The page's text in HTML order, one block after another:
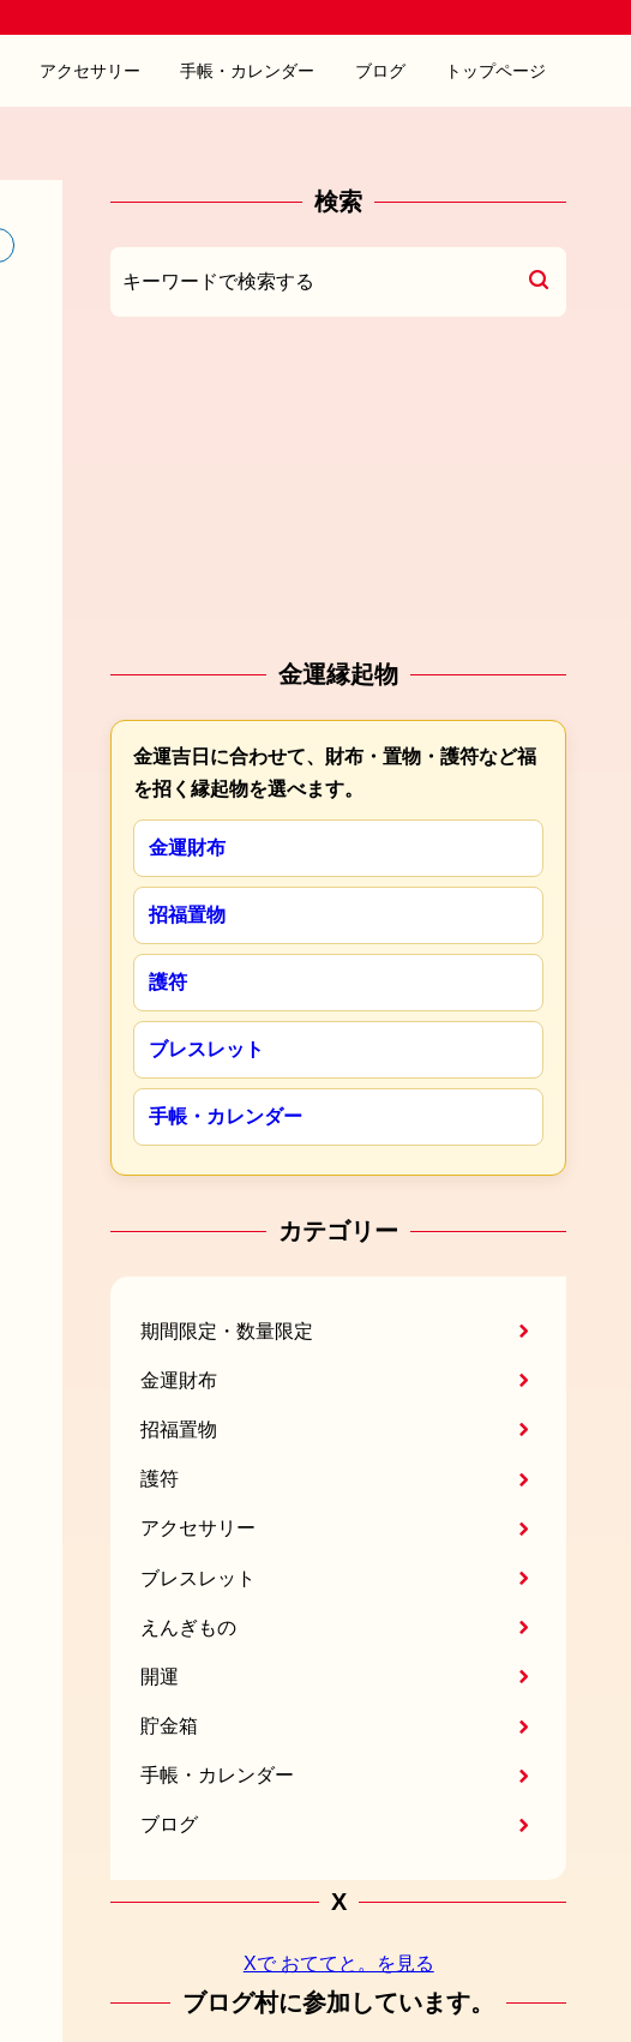
アクセサリー 手帳・カレンダー ブログ トップページ
検索
金運縁起物
金運吉日に合わせて、財布・置物・護符など福
を招く縁起物を選べます。
金運財布
招福置物
護符
ブレスレット
手帳・カレンダー
カテゴリー
期間限定・数量限定
金運財布
招福置物
護符
アクセサリー
ブレスレット
えんぎもの
開運
貯金箱
手帳・カレンダー
ブログ
X
Xで おててと。を見る
ブログ村に参加しています。